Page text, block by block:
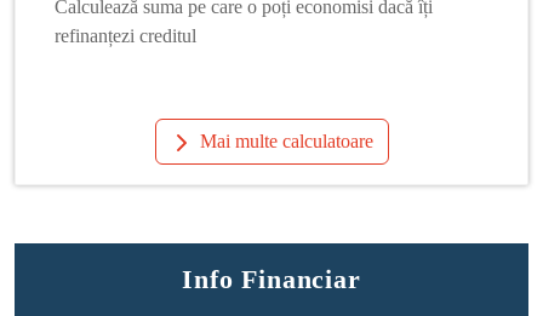
Calculează suma pe care o poți economisi dacă îți
refinanțezi creditul
Mai multe calculatoare
Info Financiar